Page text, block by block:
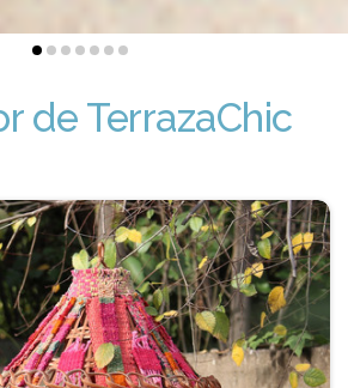
de TerrazaChic